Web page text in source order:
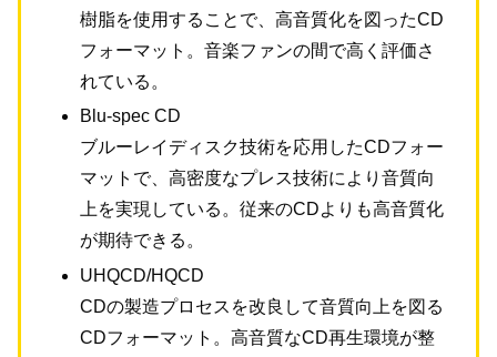
樹脂を使用することで、高音質化を図ったCD
フォーマット。音楽ファンの間で高く評価さ
れている。
Blu-spec CD
ブルーレイディスク技術を応用したCDフォー
マットで、高密度なプレス技術により音質向
上を実現している。従来のCDよりも高音質化
が期待できる。
UHQCD/HQCD
CDの製造プロセスを改良して音質向上を図る
CDフォーマット。高音質なCD再生環境が整